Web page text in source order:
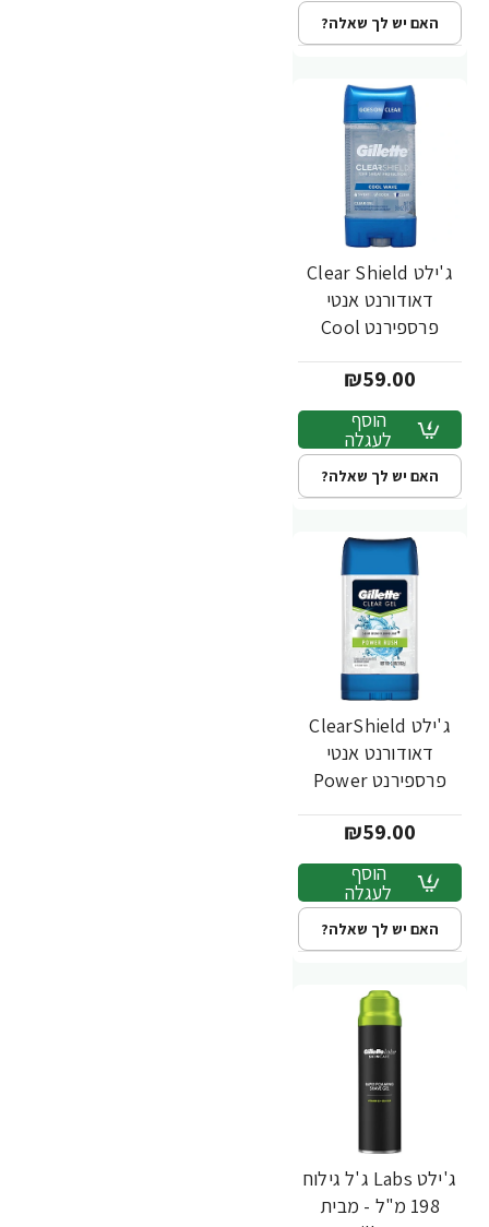
האם יש לך שאלה?
ג'ילט Clear Shield
דאודורנט אנטי
פרספירנט Cool
גרם - מבית Gillette
₪59.00
הוסף
לעגלה
האם יש לך שאלה?
ג'ילט ClearShield
דאודורנט אנטי
פרספירנט Power
גרם - מבית Gillette
₪59.00
הוסף
לעגלה
האם יש לך שאלה?
ג'ילט Labs ג'ל גילוח
198 מ"ל - מבית